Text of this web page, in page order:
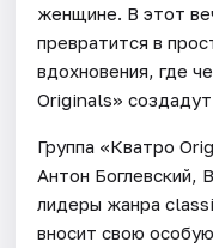
женщине. В этот
превратится в
вдохновения, где
Originals»
Группа «Кватро
Антон Боглевский,
лидеры жанра
вносит свою